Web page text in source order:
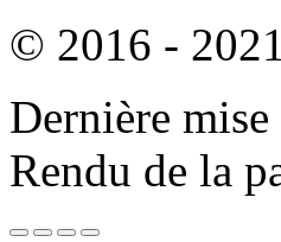
© 2016 - 2021
Dernière
Rendu de la